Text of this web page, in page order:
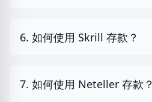
6. 如何使用 Skrill 存款？
7. 如何使用 Neteller 存款？